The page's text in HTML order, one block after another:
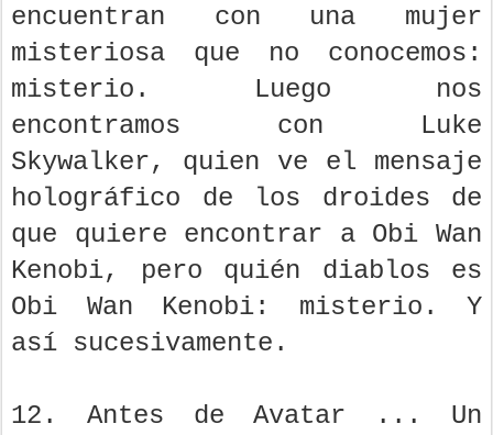
encuentran con una mujer
misteriosa que no conocemos:
misterio. Luego nos
encontramos con Luke
Skywalker, quien ve el mensaje
holográfico de los droides de
que quiere encontrar a Obi Wan
Kenobi, pero quién diablos es
Obi Wan Kenobi: misterio. Y
así sucesivamente.
12. Antes de Avatar ... Un